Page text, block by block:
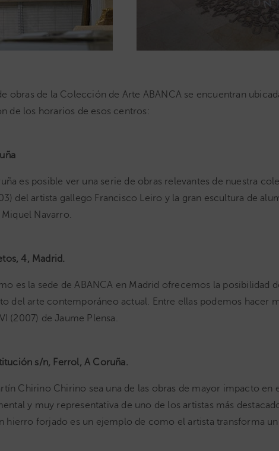
obras de la Colección de Arte ABANCA se encuentran
de los horarios de esos centros:
es posible ver una serie de obras relevantes de nuestra
del artista gallego Francisco Leiro y la gran escultura de
Navarro.
4, Madrid.
es la sede de ABANCA en Madrid ofrecemos la posibilidad
del arte contemporáneo actual. Entre ellas podemos hacer
(2007) de Jaume Plensa.
s/n, Ferrol, A Coruña.
Chirino Chirino sea una de las obras de mayor impacto en
y muy representativa de uno de los artistas más
hierro forjado es un ejemplo de como el artista transforma